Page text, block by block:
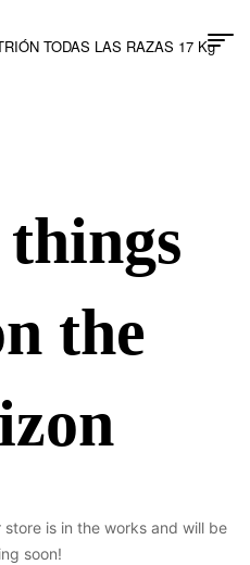
TODAS LAS RAZAS 17 Kg
the
is in the works and will be
soon!